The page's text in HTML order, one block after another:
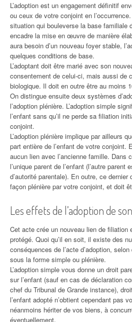
L’adoption est un engagement définitif
ou ceux de votre conjoint en
situation qui bouleverse la base familiale
encadre la mise en œuvre de manière
aura besoin d’un nouveau foyer stable,
quelques conditions de base.
L’adoptant doit être marié avec son
consentement de celui-ci, mais aussi de
biologique. Il doit en outre être au moins
On distingue ensuite deux systèmes
l’adoption plénière. L’adoption simple
l’enfant sans qu’il ne perde sa filiation
conjoint.
L’adoption plénière implique par ailleurs
part entière de l’enfant de votre conjoint.
aucun lien avec l’ancienne famille. Dans
l’unique parent de l’enfant (l’autre parent
d’autorité parentale). En outre, ce
façon plénière par votre conjoint, et doit
Les effets de l’adoption de
Cet acte crée un nouveau lien de filiation
protégé. Quoi qu’il en soit, il existe des
conséquences de l’acte d’adoption,
sous la forme simple ou plénière.
L’adoption simple vous donne un droit
sur l’enfant (sauf en cas de déclaration
chef du Tribunal de Grande instance),
l’enfant adopté n’obtient cependant pas
néanmoins hériter de vos biens, à
éventuellement.